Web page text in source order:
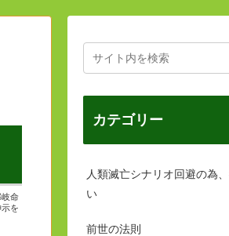
岐命
を
カテゴリー
人類滅亡シナリオ回避の為
い
前世の法則